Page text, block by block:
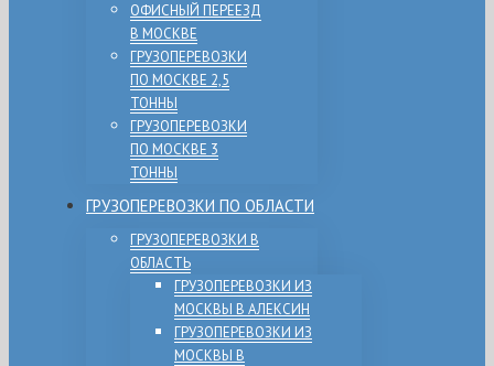
ОФИСНЫЙ ПЕРЕЕЗД
В МОСКВЕ
ГРУЗОПЕРЕВОЗКИ
ПО МОСКВЕ 2,5
ТОННЫ
ГРУЗОПЕРЕВОЗКИ
ПО МОСКВЕ 3
ТОННЫ
ГРУЗОПЕРЕВОЗКИ ПО ОБЛАСТИ
ГРУЗОПЕРЕВОЗКИ В
ОБЛАСТЬ
ГРУЗОПЕРЕВОЗКИ ИЗ
МОСКВЫ В АЛЕКСИН
ГРУЗОПЕРЕВОЗКИ ИЗ
МОСКВЫ В